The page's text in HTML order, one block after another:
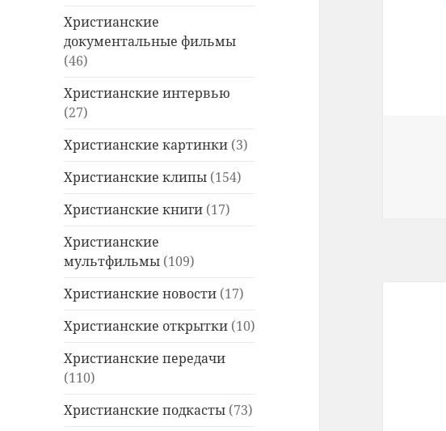
Христианские
документальные фильмы
(46)
Христианские интервью
(27)
Христианские картинки (3)
Христианские клипы (154)
Христианские книги (17)
Христианские
мультфильмы (109)
Христианские новости (17)
Христианские открытки (10)
Христианские передачи
(110)
Христианские подкасты (73)